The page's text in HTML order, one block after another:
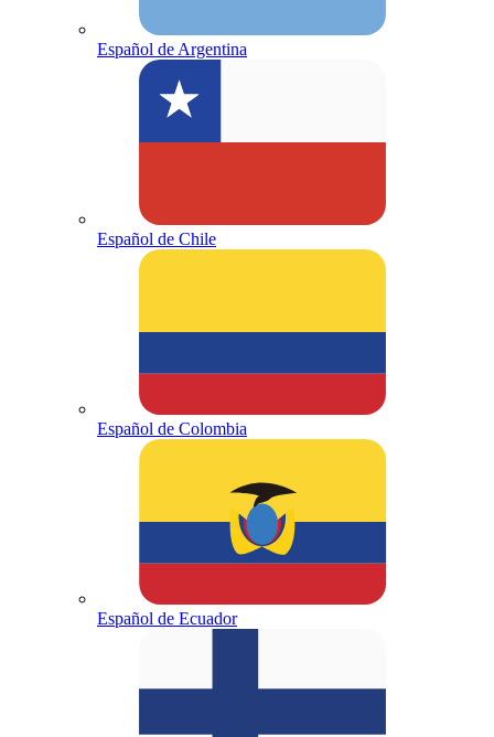
Español de Argentina
Español de Chile
Español de Colombia
Español de Ecuador